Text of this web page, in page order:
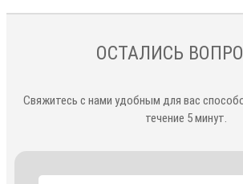
ОСТАЛИСЬ
Свяжитесь с нами удобным для вас
течение 5 минут.